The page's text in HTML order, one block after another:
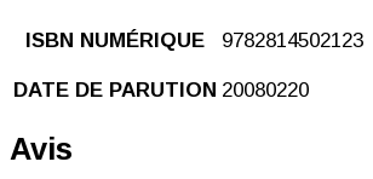
ISBN NUMÉRIQUE 9782814502123
DATE DE PARUTION 20080220
Avis